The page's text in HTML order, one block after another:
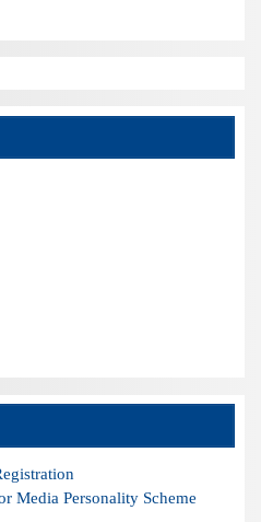
Media Personality Scheme